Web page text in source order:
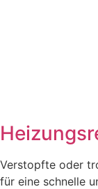
Verstopfte oder
für eine schnelle